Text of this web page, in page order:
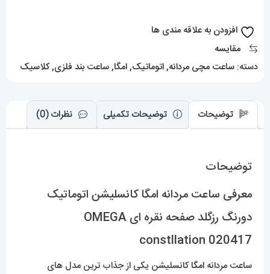
صفحه
constllation
020417
افزودن به علاقه مندی ها
مقایسه
دسته: ساعت مچی مردانه,اتوماتیک,امگا,ساعت بند فلزی,کلاسیک
توضیحات توضیحات تکمیلی نظرات (0)
توضیحات
معرفی ساعت مردانه امگا کانسلیشن اتوماتیک
دورنگ رزگلد صفحه نقره ای OMEGA
constllation 020417
ساعت مردانه امگاکانسلیشن یکی از جذاب ترین مدل های